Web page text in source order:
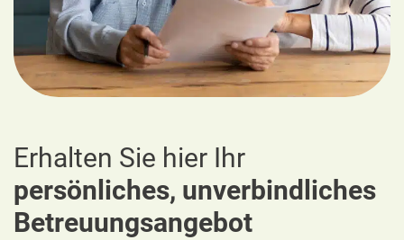
Erhalten Sie hier Ihr
persönliches, unverbindliches
Betreuungsangebot